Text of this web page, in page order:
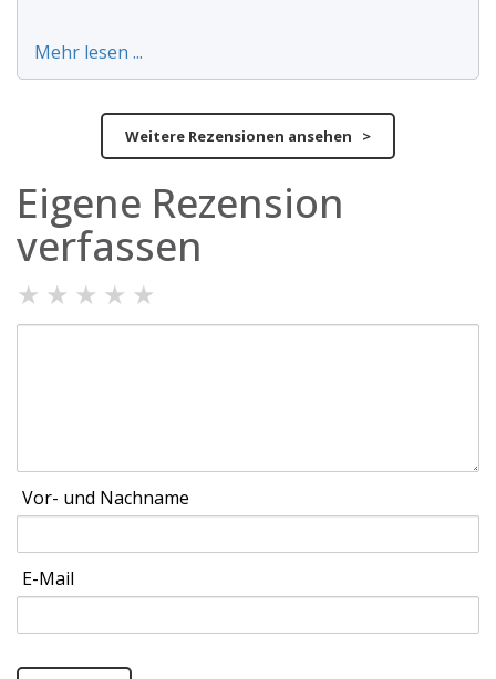
Mehr lesen ...
Weitere Rezensionen ansehen >
Eigene Rezension
verfassen
★ ★ ★ ★ ★
Vor- und Nachname
E-Mail